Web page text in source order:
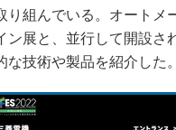
り組んでいる。オートメ
ン展と、並行して開設さ
な技術や製品を紹介した。